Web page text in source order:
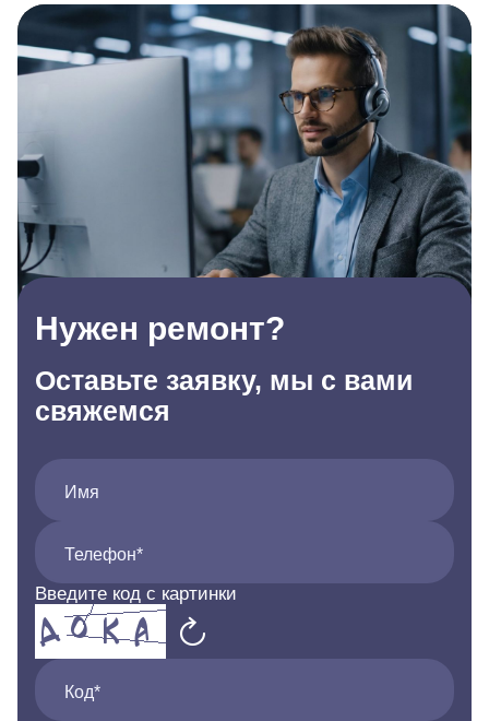
Нужен ремонт?
Оставьте заявку, мы с вами
свяжемся
Имя
Телефон*
Введите код с картинки
Код*